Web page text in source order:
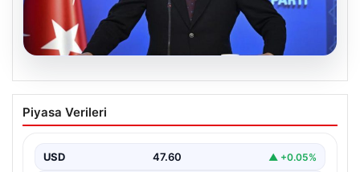
05.08.2026
Çerçeve yasa teklifi Meclis’te | AK Parti
Sözcüsü Çelik: İki yıllık sürecin en
Piyasa Verileri
USD 47.60 ▲ +0.05%